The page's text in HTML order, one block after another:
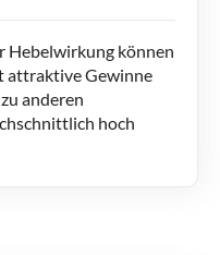
Hebelwirkung können
attraktive Gewinne
anderen
hoch